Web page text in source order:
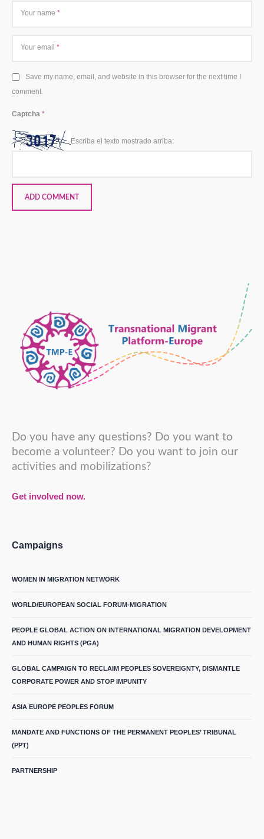
Your name *
Your email *
Save my name, email, and website in this browser for the next time I
comment.
Captcha *
Escriba el texto mostrado arriba:
Do you have any questions? Do you want to
become a volunteer? Do you want to join our
activities and mobilizations?
Get involved now.
Campaigns
WOMEN IN MIGRATION NETWORK
WORLD/EUROPEAN SOCIAL FORUM-MIGRATION
PEOPLE GLOBAL ACTION ON INTERNATIONAL MIGRATION DEVELOPMENT
AND HUMAN RIGHTS (PGA)
GLOBAL CAMPAIGN TO RECLAIM PEOPLES SOVEREIGNTY, DISMANTLE
CORPORATE POWER AND STOP IMPUNITY
ASIA EUROPE PEOPLES FORUM
MANDATE AND FUNCTIONS OF THE PERMANENT PEOPLES’ TRIBUNAL
(PPT)
PARTNERSHIP